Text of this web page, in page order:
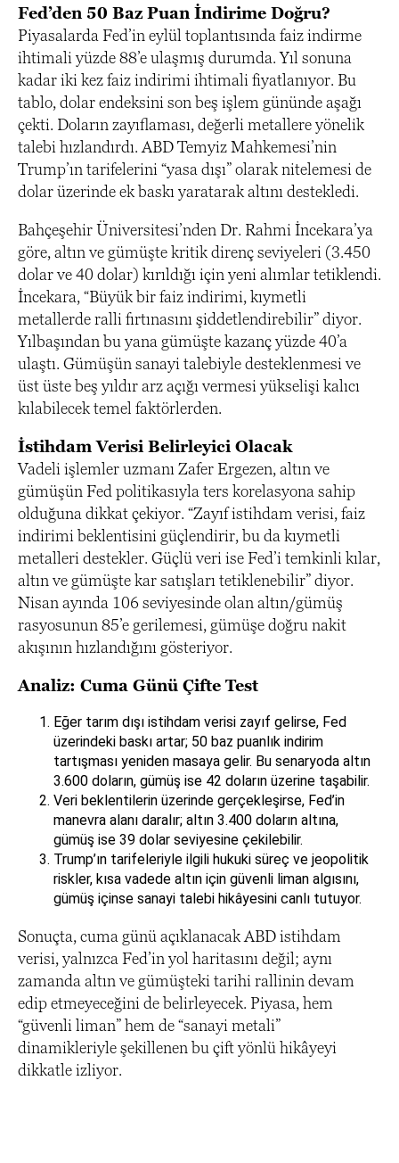
Fed’den 50 Baz Puan İndirime Doğru?
Piyasalarda Fed’in eylül toplantısında faiz indirme
ihtimali yüzde 88’e ulaşmış durumda. Yıl sonuna
kadar iki kez faiz indirimi ihtimali fiyatlanıyor. Bu
tablo, dolar endeksini son beş işlem gününde aşağı
çekti. Doların zayıflaması, değerli metallere yönelik
talebi hızlandırdı. ABD Temyiz Mahkemesi’nin
Trump’ın tarifelerini “yasa dışı” olarak nitelemesi de
dolar üzerinde ek baskı yaratarak altını destekledi.
Bahçeşehir Üniversitesi’nden Dr. Rahmi İncekara’ya
göre, altın ve gümüşte kritik direnç seviyeleri (3.450
dolar ve 40 dolar) kırıldığı için yeni alımlar tetiklendi.
İncekara, “Büyük bir faiz indirimi, kıymetli
metallerde ralli fırtınasını şiddetlendirebilir” diyor.
Yılbaşından bu yana gümüşte kazanç yüzde 40’a
ulaştı. Gümüşün sanayi talebiyle desteklenmesi ve
üst üste beş yıldır arz açığı vermesi yükselişi kalıcı
kılabilecek temel faktörlerden.
İstihdam Verisi Belirleyici Olacak
Vadeli işlemler uzmanı Zafer Ergezen, altın ve
gümüşün Fed politikasıyla ters korelasyona sahip
olduğuna dikkat çekiyor. “Zayıf istihdam verisi, faiz
indirimi beklentisini güçlendirir, bu da kıymetli
metalleri destekler. Güçlü veri ise Fed’i temkinli kılar,
altın ve gümüşte kar satışları tetiklenebilir” diyor.
Nisan ayında 106 seviyesinde olan altın/gümüş
rasyosunun 85’e gerilemesi, gümüşe doğru nakit
akışının hızlandığını gösteriyor.
Analiz: Cuma Günü Çifte Test
Eğer tarım dışı istihdam verisi zayıf gelirse, Fed
üzerindeki baskı artar; 50 baz puanlık indirim
tartışması yeniden masaya gelir. Bu senaryoda altın
3.600 doların, gümüş ise 42 doların üzerine taşabilir.
Veri beklentilerin üzerinde gerçekleşirse, Fed’in
manevra alanı daralır; altın 3.400 doların altına,
gümüş ise 39 dolar seviyesine çekilebilir.
Trump’ın tarifeleriyle ilgili hukuki süreç ve jeopolitik
riskler, kısa vadede altın için güvenli liman algısını,
gümüş içinse sanayi talebi hikâyesini canlı tutuyor.
Sonuçta, cuma günü açıklanacak ABD istihdam
verisi, yalnızca Fed’in yol haritasını değil; aynı
zamanda altın ve gümüşteki tarihi rallinin devam
edip etmeyeceğini de belirleyecek. Piyasa, hem
“güvenli liman” hem de “sanayi metali”
dinamikleriyle şekillenen bu çift yönlü hikâyeyi
dikkatle izliyor.